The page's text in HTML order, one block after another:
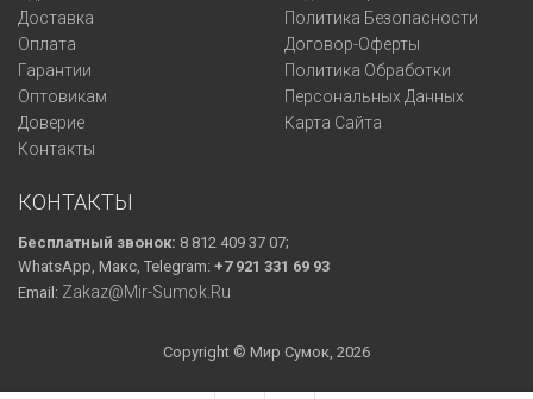
Доставка
Оплата
Гарантии
Оптовикам
Доверие
Контакты
Политика Безопасности
Договор-Оферты
Политика Обработки
Персональных Данных
Карта Сайта
КОНТАКТЫ
Бесплатный звонок: 8 812 409 37 07;
WhatsApp, Макс, Telegram: +7 921 331 69 93
Email: Zakaz@mir-Sumok.ru
Copyright © Мир Сумок, 2026